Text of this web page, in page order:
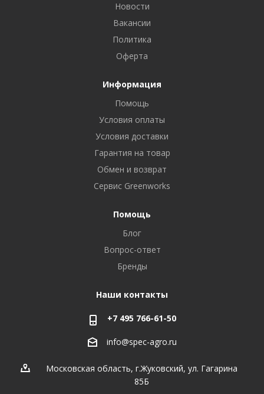
Новости
Вакансии
Политика
Оферта
Информация
Помощь
Условия оплаты
Условия доставки
Гарантия на товар
Обмен и возврат
Сервис Greenworks
Помощь
Блог
Вопрос-ответ
Бренды
Наши контакты
+7 495 766-61-50
info@spec-agro.ru
Московская область, г.Жуковский, ул. Гагарина
85Б